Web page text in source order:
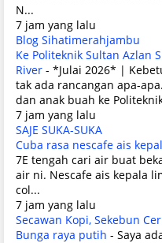
N...
7 jam yang lalu
Blog Sihatimerahjambu
Ke Politeknik Sultan Azlan
River - *Julai 2026* |
tak ada rancangan apa-
dan anak buah ke
7 jam yang lalu
SAJE SUKA-SUKA
Cuba rasa nescafe ais kepal
7E tengah cari air buat
air ni. Nescafe ais kepala
col...
7 jam yang lalu
Secawan Kopi, Sekebun
Bunga raya putih - Saya